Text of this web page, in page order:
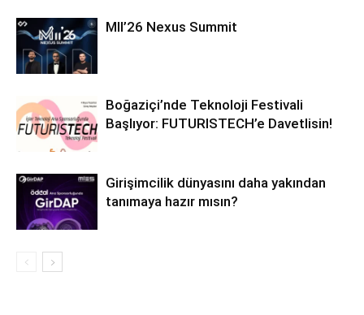
MII’26 Nexus Summit
Boğaziçi’nde Teknoloji Festivali
Başlıyor: FUTURISTECH’e Davetlisin!
Girişimcilik dünyasını daha yakından
tanımaya hazır mısın?